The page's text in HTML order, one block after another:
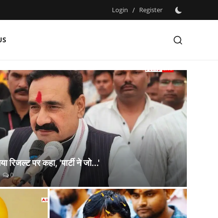
Login / Register
रिजल्ट पर कहा, 'पार्टी ने जो...'
0